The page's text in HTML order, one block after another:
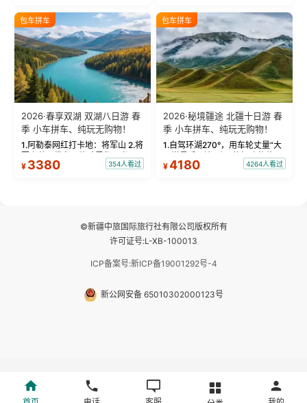
绝美瞬间。 赛湖坦克300跟车视
频：专业摄影师...
瓦人最大村落——禾木村，欣赏
晨雾与小木...
包车拼车
2026·春享双湖 双湖八日游 春
季 小车拼车、纯玩无购物！
1.阿勒泰网红打卡地：将军山 2.将
军山落日缆车，体验雪都风光 3.
将军山，夕阳派对，蹦迪party 4.
¥ 3380 354人看过
包车拼车
2026·秘境疆途 北疆十日游 春
季 小车拼车、纯玩无购物！
1.自驾环湖270°，用车轮丈量“大
西洋最后一滴眼泪”的极致蔚蓝，
让雪山、花海与深邃湖水在转弯
¥4180 4264人看过
©新疆中旅国际旅行社有限公司版权所有
许可证号:L-XB-100013
ICP备案号:新ICP备19001292号-4
新公网安备 65010302000123号